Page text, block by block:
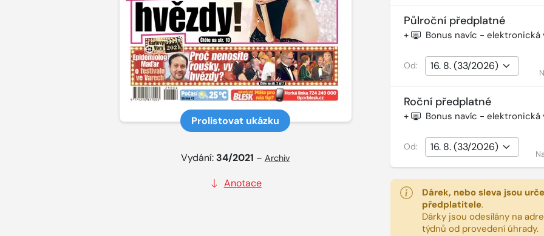
Prolistovat ukázku
Vydání: 34/2021 – Archiv
Anotace
Půlroční předplatné
+ Bonus navíc - elektronická
Od:
Roční předplatné
+ Bonus navíc - elektronická
Od:
Dárek, nebo sleva jsou
předplatitele.
Dárky jsou odesílány na
týdnů od provedení úhrady.